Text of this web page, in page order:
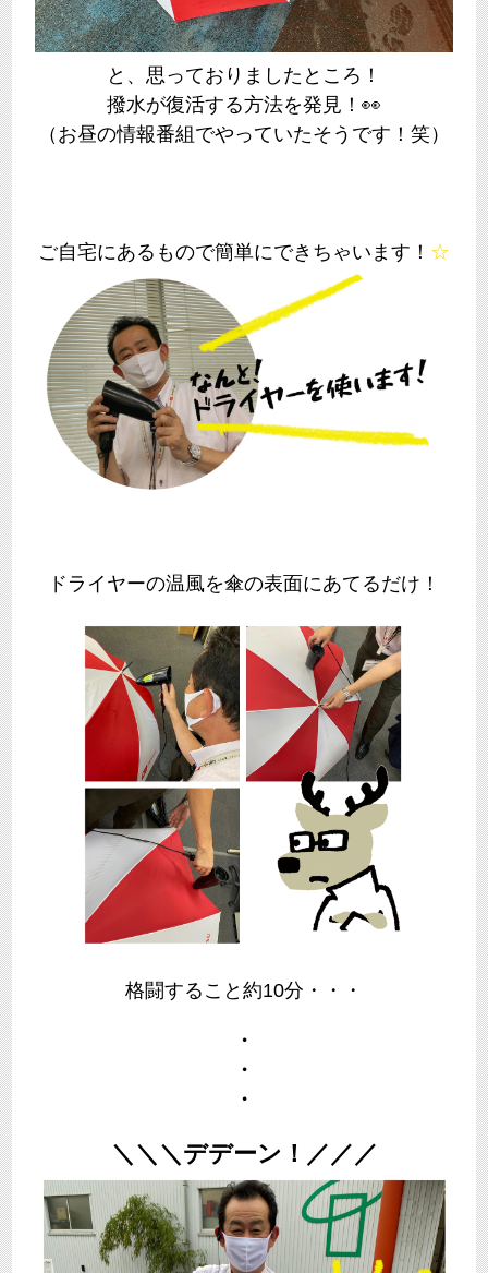
と、思っておりましたところ！
撥水が復活する方法を発見！👀
（お昼の情報番組でやっていたそうです！笑）
ご自宅にあるもので簡単にできちゃいます！ ☆
ドライヤーの温風を傘の表面にあてるだけ！
格闘すること約10分・・・
・
・
・
＼＼＼デデーン！／／／